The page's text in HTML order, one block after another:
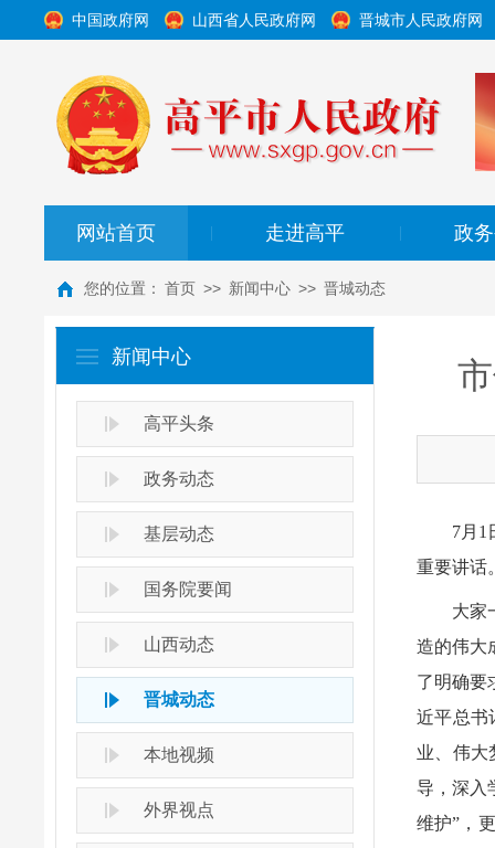
中国政府网 山西省人民政府网 晋城市人民政府网
网站首页 走进高平 政
您的位置： 首页 >> 新闻中心 >> 晋城动态
新闻中心
高平头条
政务动态
基层动态
国务院要闻
山西动态
晋城动态
本地视频
外界视点
7月1
重要讲话
大家
造的伟大
了明确要
近平总书
业、伟大
导，深入
维护”，